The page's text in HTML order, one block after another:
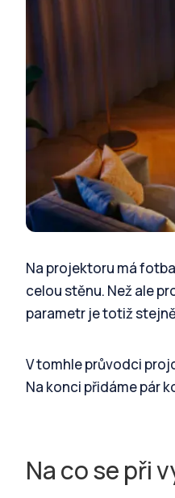
Na projektoru má
celou stěnu. Než ale
parametr je totiž
V tomhle průvodci
Na konci přidáme pár
Na co se při